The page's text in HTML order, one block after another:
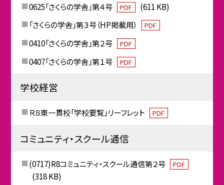
0625「さくらの学舎」第４号
PDF
(611 KB)
「さくらの学舎」第３号（HP掲載用）
PDF
0410「さくらの学舎」第２号 PDF
0407「さくらの学舎」第１号 PDF
学校経営
Ｒ８東一貫校「学校要覧」リーフレット PDF
コミュニティ・スクール通信
(0717)R8コミュニティ・スクール通信第２号 PDF
(318 KB)